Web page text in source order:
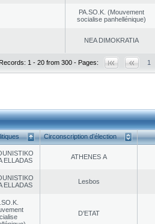
PA.SO.K. (Mouvement
socialise panhellénique)
NEA DΙMOKRATIA
Records: 1 - 20 from 300 - Pages: 1
Circonscription d’élection
ELLADAS
ATHENES Α
ELLADAS
Lesbos
D’ETAT